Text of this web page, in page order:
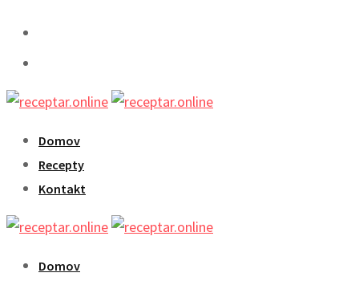
Domov
Recepty
Kontakt
Domov